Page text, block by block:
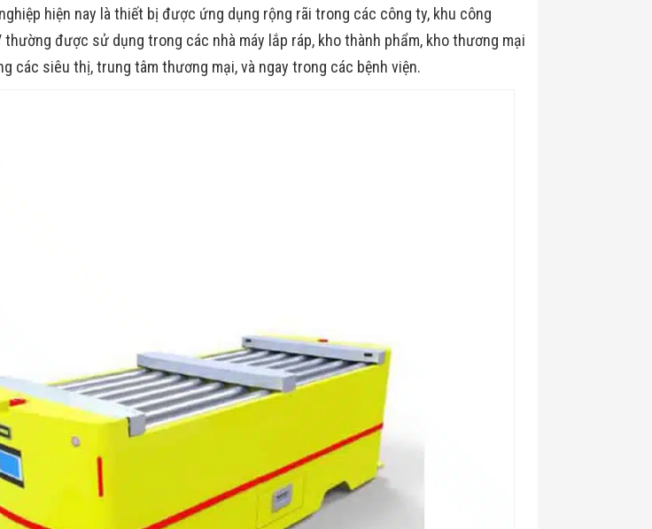
hiện nay là thiết bị được ứng dụng rộng rãi trong các công ty, khu công
thường được sử dụng trong các nhà máy lắp ráp, kho thành phẩm, kho thương mại
các siêu thị, trung tâm thương mại, và ngay trong các bệnh viện.